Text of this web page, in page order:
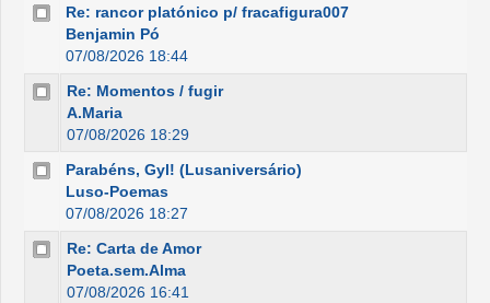
Re: rancor platónico p/ fracafigura007
Benjamin Pó
07/08/2026 18:44
Re: Momentos / fugir
A.Maria
07/08/2026 18:29
Parabéns, Gyl! (Lusaniversário)
Luso-Poemas
07/08/2026 18:27
Re: Carta de Amor
Poeta.sem.Alma
07/08/2026 16:41